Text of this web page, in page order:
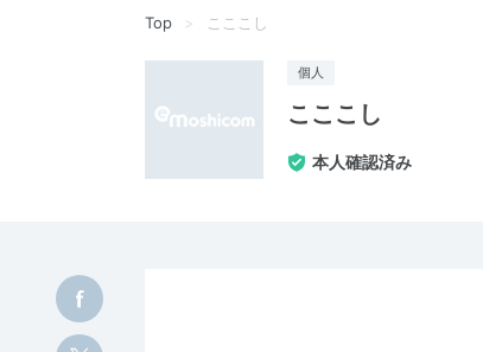
Top こここし
個人
こここし
本人確認済み